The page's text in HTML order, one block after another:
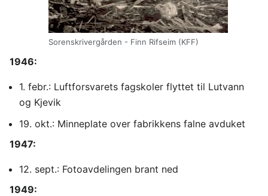
Sorenskrivergården - Finn Rifseim (KFF)
1946:
1. febr.: Luftforsvarets fagskoler flyttet til Lutvann
og Kjevik
19. okt.: Minneplate over fabrikkens falne avduket
1947:
12. sept.: Fotoavdelingen brant ned
1949: